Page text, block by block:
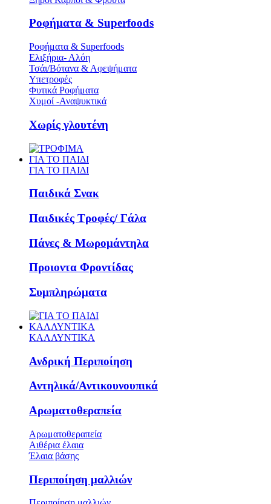
Ροφήματα & Superfoods
Ροφήματα & Superfoods
Ελιξήρια- Αλόη
Τσάι/Βότανα & Αφεψήματα
Υπετροφές
Φυτικά Ροφήματα
Χυμοί -Αναψυκτικά
Χωρίς γλουτένη
ΓΙΑ ΤΟ ΠΑΙΔΙ
ΓΙΑ ΤΟ ΠΑΙΔΙ
Παιδικά Σνακ
Παιδικές Τροφές/ Γάλα
Πάνες & Μωρομάντηλα
Προιοντα Φροντίδας
Συμπληρώματα
ΚΑΛΛΥΝΤΙΚΑ
ΚΑΛΛΥΝΤΙΚΑ
Ανδρική Περιποίηση
Αντηλικά/Αντικουνουπικά
Αρωματοθεραπεία
Αρωματοθεραπεία
Αιθέρια έλαια
Έλαια βάσης
Περιποίηση μαλλιών